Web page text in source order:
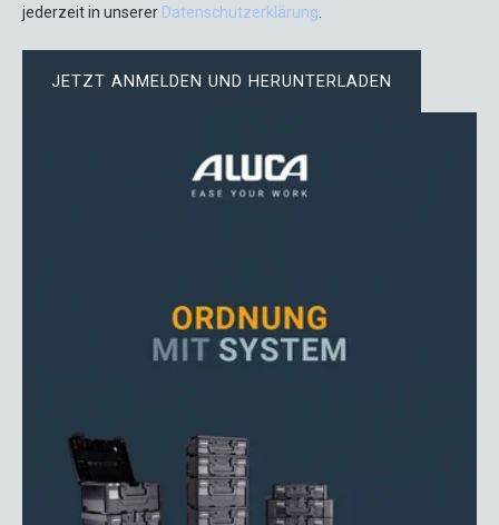
jederzeit in unserer Datenschutzerklärung.